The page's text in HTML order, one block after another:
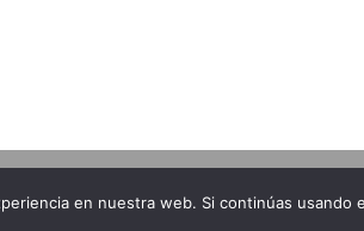
en nuestra web. Si continúas